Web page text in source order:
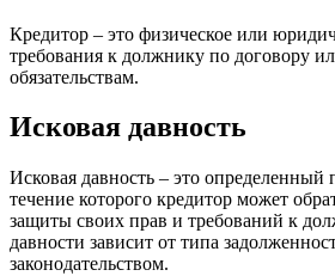
Кредитор – это физическое или
требования к должнику по договору
обязательствам.
Исковая давность
Исковая давность – это определенный
течение которого кредитор может
защиты своих прав и требований к
давности зависит от типа
законодательством.